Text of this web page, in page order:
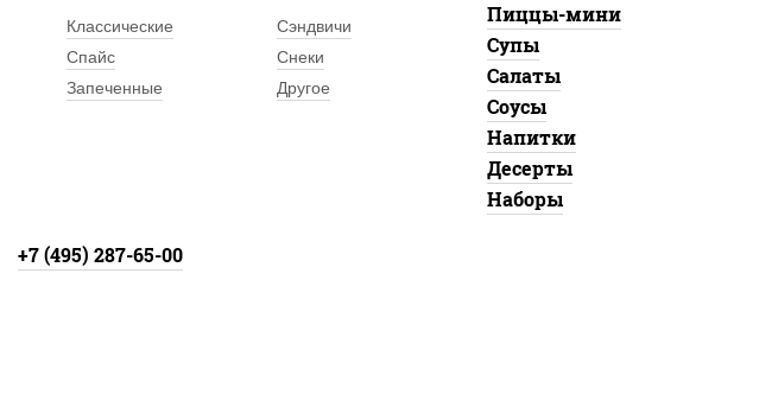
Классические
Спайс
Запеченные
Сэндвичи
Снеки
Другое
Пиццы-мини
Супы
Салаты
Соусы
Напитки
Десерты
Наборы
+7 (495) 287-65-00